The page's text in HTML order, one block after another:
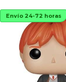
Envío 24-72 horas